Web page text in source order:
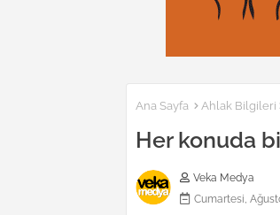
Ana Sayfa Ahlak Bilgileri
Her konuda
Veka Medya
Cumartesi,